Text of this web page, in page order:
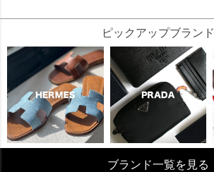
ピックアップブランド
ブランド一覧を見る